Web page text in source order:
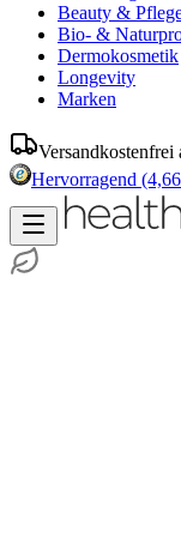
Beauty &
Bio- &
Dermokosmetik
Longevity
Marken
Hervorragend